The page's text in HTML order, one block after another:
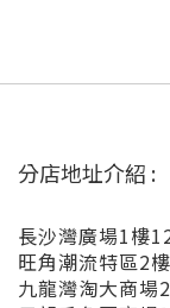
分店地址介紹 :
長沙灣廣場1樓
旺角潮流特區2
九龍灣淘大商